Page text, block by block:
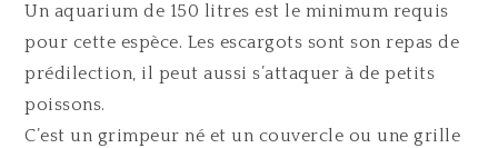
Un aquarium de 150 litres est le minimum requis
pour cette espèce. Les escargots sont son repas de
prédilection, il peut aussi s’attaquer à de petits
poissons.
C’est un grimpeur né et un couvercle ou une grille